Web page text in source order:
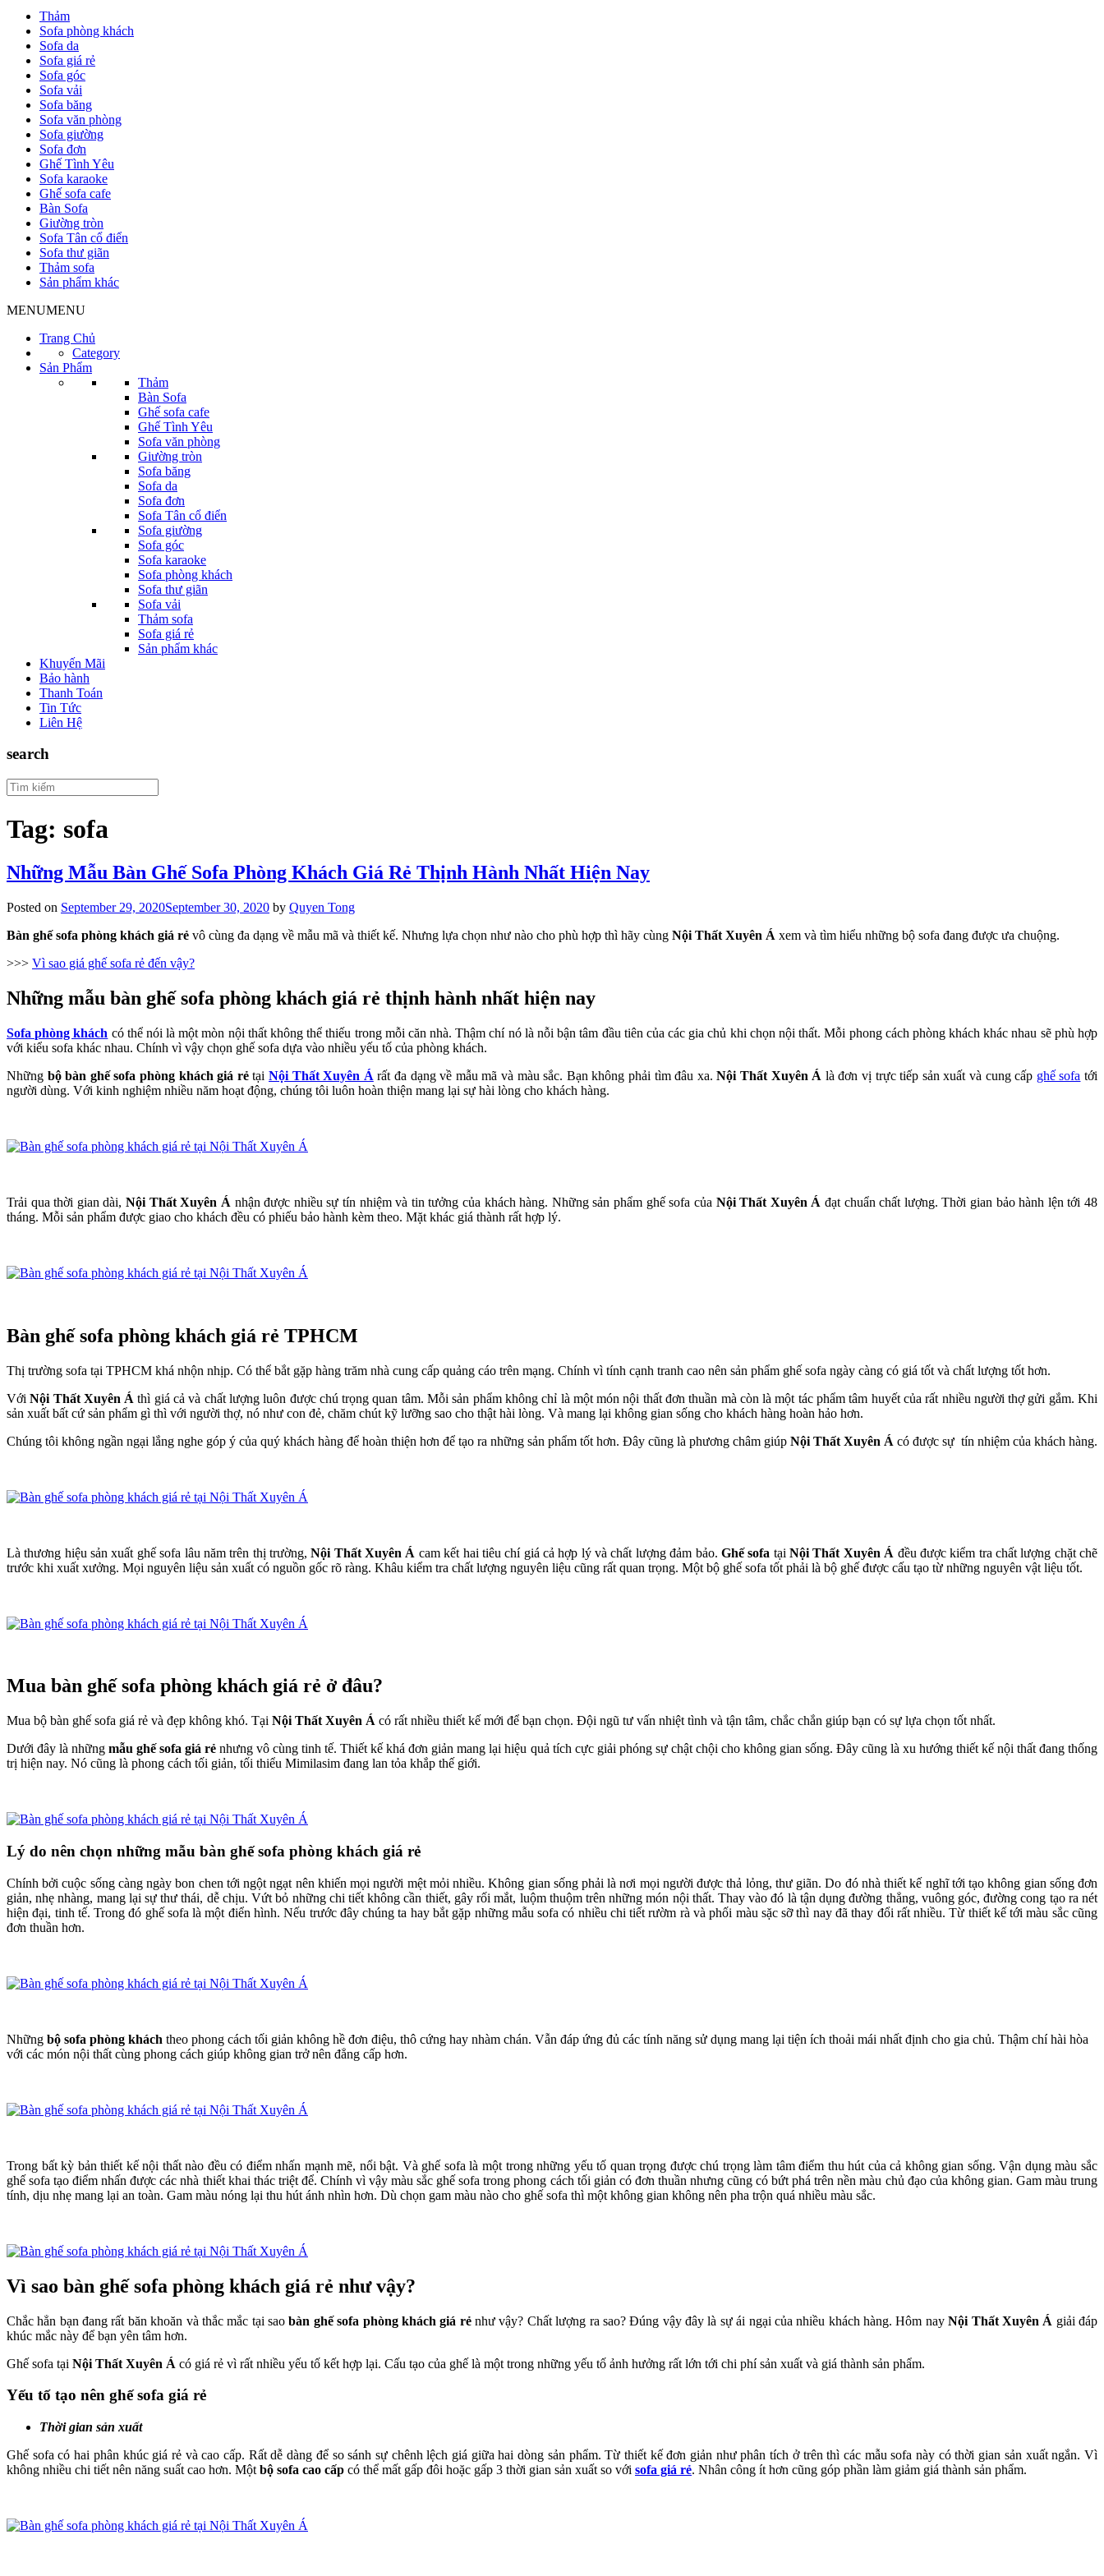
Thảm
Sofa phòng khách
Sofa da
Sofa giá rẻ
Sofa góc
Sofa vải
Sofa băng
Sofa văn phòng
Sofa giường
Sofa đơn
Ghế Tình Yêu
Sofa karaoke
Ghế sofa cafe
Bàn Sofa
Giường tròn
Sofa Tân cổ điển
Sofa thư giãn
Thảm sofa
Sản phẩm khác
MENUMENU
Trang Chủ
Category
Sản Phẩm
Thảm
Bàn Sofa
Ghế sofa cafe
Ghế Tình Yêu
Sofa văn phòng
Giường tròn
Sofa băng
Sofa da
Sofa đơn
Sofa Tân cổ điển
Sofa giường
Sofa góc
Sofa karaoke
Sofa phòng khách
Sofa thư giãn
Sofa vải
Thảm sofa
Sofa giá rẻ
Sản phẩm khác
Khuyến Mãi
Bảo hành
Thanh Toán
Tin Tức
Liên Hệ
search
Tag: sofa
Những Mẫu Bàn Ghế Sofa Phòng Khách Giá Rẻ Thịnh Hành Nhất Hiện Nay
Posted on September 29, 2020September 30, 2020 by Quyen Tong
Bàn ghế sofa phòng khách giá rẻ vô cùng đa dạng về mẫu mã và thiết kế. Nhưng lựa chọn như nào cho phù hợp thì hãy cùng Nội Thất Xuyên Á xem và tìm hiểu những bộ sofa đang được ưa chuộng.
>>> Vì sao giá ghế sofa rẻ đến vậy?
Những mẫu bàn ghế sofa phòng khách giá rẻ thịnh hành nhất hiện nay
Sofa phòng khách có thể nói là một mòn nội thất không thể thiếu trong mỗi căn nhà. Thậm chí nó là nỗi bận tâm đầu tiên của các gia chủ khi chọn nội thất. Mỗi phong cách phòng khách khác nhau sẽ phù hợp
với kiểu sofa khác nhau. Chính vì vậy chọn ghế sofa dựa vào nhiều yếu tố của phòng khách.
Những bộ bàn ghế sofa phòng khách giá rẻtạiNội Thất Xuyên Á rất đa dạng về mẫu mã và màu sắc. Bạn không phải tìm đâu xa.Nội Thất Xuyên Á là đơn vị trực tiếp sản xuất và cung cấp ghế sofa tới
người dùng. Với kinh nghiệm nhiều năm hoạt động, chúng tôi luôn hoàn thiện mang lại sự hài lòng cho khách hàng.
Trải qua thời gian dài,Nội Thất Xuyên Á nhận được nhiều sự tín nhiệm và tin tưởng của khách hàng. Những sản phẩm ghế sofa của Nội Thất Xuyên Á đạt chuẩn chất lượng. Thời gian bảo hành lện tới 48
tháng. Mỗi sản phẩm được giao cho khách đều có phiếu bảo hành kèm theo. Mặt khác giá thành rất hợp lý.
Bàn ghế sofa phòng khách giá rẻ TPHCM
Thị trường sofa tại TPHCM khá nhộn nhịp. Có thể bắt gặp hàng trăm nhà cung cấp quảng cáo trên mạng. Chính vì tính cạnh tranh cao nên sản phẩm ghế sofa ngày càng có giá tốt và chất lượng tốt hơn.
VớiNội Thất Xuyên Á thì giá cả và chất lượng luôn được chú trọng quan tâm. Mỗi sản phẩm không chỉ là một món nội thất đơn thuần mà còn là một tác phẩm tâm huyết của rất nhiều người thợ gửi gắm. Khi
sản xuất bất cứ sản phẩm gì thì với người thợ, nó như con đẻ, chăm chút kỹ lưỡng sao cho thật hài lòng. Và mang lại không gian sống cho khách hàng hoàn hảo hơn.
Chúng tôi không ngần ngại lắng nghe góp ý của quý khách hàng để hoàn thiện hơn để tạo ra những sản phẩm tốt hơn. Đây cũng là phương châm giúp Nội Thất Xuyên Á có được sự tín nhiệm của khách hàng.
Là thương hiệu sản xuất ghế sofa lâu năm trên thị trường,Nội Thất Xuyên Á cam kết hai tiêu chí giá cả hợp lý và chất lượng đảm bảo. Ghế sofa tạiNội Thất Xuyên Á đều được kiểm tra chất lượng chặt chẽ
trước khi xuất xưởng. Mọi nguyên liệu sản xuất có nguồn gốc rõ ràng. Khâu kiểm tra chất lượng nguyên liệu cũng rất quan trọng. Một bộ ghế sofa tốt phải là bộ ghế được cấu tạo từ những nguyên vật liệu tốt.
Mua bàn ghế sofa phòng khách giá rẻ ở đâu?
Mua bộ bàn ghế sofa giá rẻ và đẹp không khó. Tại Nội Thất Xuyên Á có rất nhiều thiết kế mới để bạn chọn. Đội ngũ tư vấn nhiệt tình và tận tâm, chắc chắn giúp bạn có sự lựa chọn tốt nhất.
Dưới đây là những mẫu ghế sofa giá rẻ nhưng vô cùng tinh tế. Thiết kế khá đơn giản mang lại hiệu quả tích cực giải phóng sự chật chội cho không gian sống. Đây cũng là xu hướng thiết kế nội thất đang thống
trị hiện nay. Nó cũng là phong cách tối giản, tối thiểu Mimilasim đang lan tỏa khắp thế giới.
Lý do nên chọn những mẫu bàn ghế sofa phòng khách giá rẻ
Chính bởi cuộc sống càng ngày bon chen tới ngột ngạt nên khiến mọi người mệt mỏi nhiều. Không gian sống phải là nơi mọi người được thả lỏng, thư giãn. Do đó nhà thiết kế nghĩ tới tạo không gian sống đơn
giản, nhẹ nhàng, mang lại sự thư thái, dễ chịu. Vứt bỏ những chi tiết không cần thiết, gây rối mắt, luộm thuộm trên những món nội thất. Thay vào đó là tận dụng đường thẳng, vuông góc, đường cong tạo ra nét
hiện đại, tinh tế. Trong đó ghế sofa là một điển hình. Nếu trước đây chúng ta hay bắt gặp những mẫu sofa có nhiều chi tiết rườm rà và phối màu sặc sỡ thì nay đã thay đổi rất nhiều. Từ thiết kế tới màu sắc cũng
đơn thuần hơn.
Những bộ sofa phòng khách theo phong cách tối giản không hề đơn điệu, thô cứng hay nhàm chán. Vẫn đáp ứng đủ các tính năng sử dụng mang lại tiện ích thoải mái nhất định cho gia chủ. Thậm chí hài hòa
với các món nội thất cùng phong cách giúp không gian trở nên đẳng cấp hơn.
Trong bất kỳ bản thiết kế nội thất nào đều có điểm nhấn mạnh mẽ, nổi bật. Và ghế sofa là một trong những yếu tố quan trọng được chú trọng làm tâm điểm thu hút của cả không gian sống. Vận dụng màu sắc
ghế sofa tạo điểm nhấn được các nhà thiết khai thác triệt để. Chính vì vậy màu sắc ghế sofa trong phong cách tối giản có đơn thuần nhưng cũng có bứt phá trên nền màu chủ đạo của không gian. Gam màu trung
tính, dịu nhẹ mang lại an toàn. Gam màu nóng lại thu hút ánh nhìn hơn. Dù chọn gam màu nào cho ghế sofa thì một không gian không nên pha trộn quá nhiều màu sắc.
Vì sao bàn ghế sofa phòng khách giá rẻ như vậy?
Chắc hẳn bạn đang rất băn khoăn và thắc mắc tại saobàn ghế sofa phòng khách giá rẻnhư vậy? Chất lượng ra sao? Đúng vậy đây là sự ái ngại của nhiều khách hàng. Hôm nayNội Thất Xuyên Á giải đáp
khúc mắc này để bạn yên tâm hơn.
Ghế sofa tại Nội Thất Xuyên Á có giá rẻ vì rất nhiều yếu tố kết hợp lại. Cấu tạo của ghế là một trong những yếu tố ảnh hưởng rất lớn tới chi phí sản xuất và giá thành sản phẩm.
Yếu tố tạo nên ghế sofa giá rẻ
Thời gian sản xuất
Ghế sofa có hai phân khúc giá rẻ và cao cấp. Rất dễ dàng để so sánh sự chênh lệch giá giữa hai dòng sản phẩm. Từ thiết kế đơn giản như phân tích ở trên thì các mẫu sofa này có thời gian sản xuất ngắn. Vì
không nhiều chi tiết nên năng suất cao hơn. Một bộ sofa cao cấp có thể mất gấp đôi hoặc gấp 3 thời gian sản xuất so với sofa giá rẻ. Nhân công ít hơn cũng góp phần làm giảm giá thành sản phẩm.